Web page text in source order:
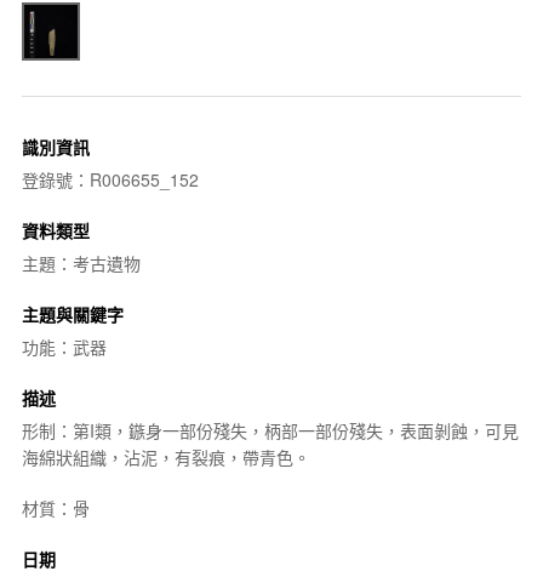
識別資訊
登錄號：R006655_152
資料類型
主題：考古遺物
主題與關鍵字
功能：武器
描述
形制：第I類，鏃身一部份殘失，柄部一部份殘失，表面剝蝕，可見
海綿狀組織，沾泥，有裂痕，帶青色。
材質：骨
日期